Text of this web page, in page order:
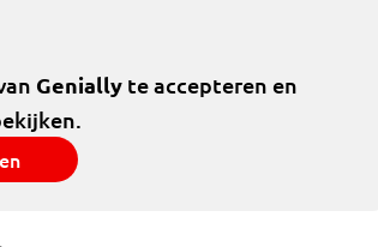
Genially te accepteren en